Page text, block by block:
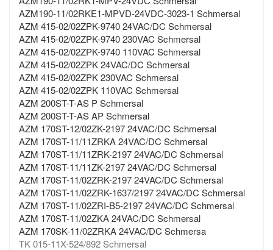
AZM190-11/02RKE1-MPVD-24VDC-3023-1 Schmersal
AZM 415-02/02ZPK-9740 24VAC/DC Schmersal
AZM 415-02/02ZPK-9740 230VAC Schmersal
AZM 415-02/02ZPK-9740 110VAC Schmersal
AZM 415-02/02ZPK 24VAC/DC Schmersal
AZM 415-02/02ZPK 230VAC Schmersal
AZM 415-02/02ZPK 110VAC Schmersal
AZM 200ST-T-AS P Schmersal
AZM 200ST-T-AS AP Schmersal
AZM 170ST-12/02ZK-2197 24VAC/DC Schmersal
AZM 170ST-11/11ZRKA 24VAC/DC Schmersal
AZM 170ST-11/11ZRK-2197 24VAC/DC Schmersal
AZM 170ST-11/11ZK-2197 24VAC/DC Schmersal
AZM 170ST-11/02ZRK-2197 24VAC/DC Schmersal
AZM 170ST-11/02ZRK-1637/2197 24VAC/DC Schmersal
AZM 170ST-11/02ZRI-B5-2197 24VAC/DC Schmersal
AZM 170ST-11/02ZKA 24VAC/DC Schmersal
AZM 170SK-11/02ZRKA 24VAC/DC Schmersa
TK 015-11X-524/892 Schmersal